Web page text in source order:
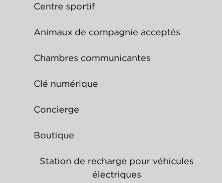
Centre sportif
Animaux de compagnie acceptés
Chambres communicantes
Clé numérique
Concierge
Boutique
Station de recharge pour véhicules
électriques